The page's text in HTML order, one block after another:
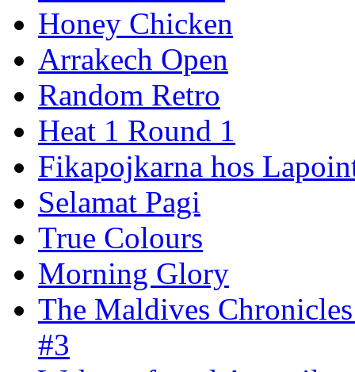
Honey Chicken
Arrakech Open
Random Retro
Heat 1 Round 1
Fikapojkarna hos
Selamat Pagi
True Colours
Morning Glory
The Maldives
#3